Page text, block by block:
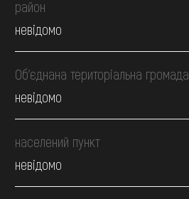
район
невідомо
Об’єднана територіальна громада
невідомо
населений пункт
невідомо